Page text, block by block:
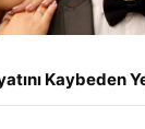
Kaybeden